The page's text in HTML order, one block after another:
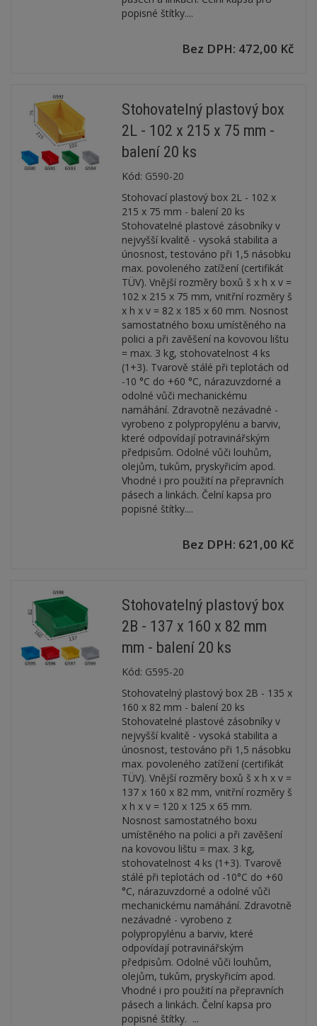
popisné štítky....
Bez DPH: 472,00 Kč
Stohovatelný plastový box
2L - 102 x 215 x 75 mm -
balení 20 ks
Kód: G590-20
Stohovací plastový box 2L - 102 x
215 x 75 mm - balení 20 ks
Stohovatelné plastové zásobníky v
nejvyšší kvalitě - vysoká stabilita a
únosnost, testováno při 1,5 násobku
max. povoleného zatížení (certifikát
TÜV). Vnější rozměry boxů š x h x v =
102 x 215 x 75 mm, vnitřní rozměry š
x h x v = 82 x 185 x 60 mm. Nosnost
samostatného boxu umístěného na
polici a při zavěšení na kovovou lištu
= max. 3 kg, stohovatelnost 4 ks
(1+3). Tvarově stálé při teplotách od
-10 °C do +60 °C, nárazuvzdorné a
odolné vůči mechanickému
namáhání. Zdravotně nezávadné -
vyrobeno z polypropylénu a barviv,
které odpovídají potravinářským
předpisům. Odolné vůči louhům,
olejům, tukům, pryskyřicím apod.
Vhodné i pro použití na přepravních
pásech a linkách. Čelní kapsa pro
popisné štítky....
Bez DPH: 621,00 Kč
Stohovatelný plastový box
2B - 137 x 160 x 82 mm
mm - balení 20 ks
Kód: G595-20
Stohovatelný plastový box 2B - 135 x
160 x 82 mm - balení 20 ks
Stohovatelné plastové zásobníky v
nejvyšší kvalitě - vysoká stabilita a
únosnost, testováno při 1,5 násobku
max. povoleného zatížení (certifikát
TÜV). Vnější rozměry boxů š x h x v =
137 x 160 x 82 mm, vnitřní rozměry š
x h x v = 120 x 125 x 65 mm.
Nosnost samostatného boxu
umístěného na polici a při zavěšení
na kovovou lištu = max. 3 kg,
stohovatelnost 4 ks (1+3). Tvarově
stálé při teplotách od -10°C do +60
°C, nárazuvzdorné a odolné vůči
mechanickému namáhání. Zdravotně
nezávadné - vyrobeno z
polypropylénu a barviv, které
odpovídají potravinářským
předpisům. Odolné vůči louhům,
olejům, tukům, pryskyřicím apod.
Vhodné i pro použití na přepravních
pásech a linkách. Čelní kapsa pro
popisné štítky. ...